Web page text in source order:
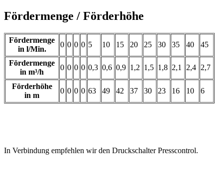
Fördermenge / Förderhöhe
Fördermenge
in l/Min.
0 0 0 0 5 10 15 20 25 30 35 40 45
Fördermenge
in m³/h
0 0 0 0 0,3 0,6 0,9 1,2 1,5 1,8 2,1 2,4 2,7
Förderhöhe
in m
0 0 0 0 63 49 42 37 30 23 16 10 6
In Verbindung empfehlen wir den Druckschalter Presscontrol.